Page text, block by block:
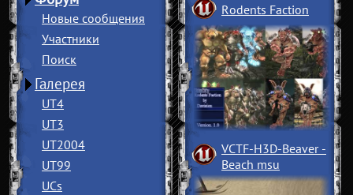
Новые сообщения
Участники
Поиск
Галерея
UT4
UT3
UT2004
UT99
UCs
Rodents Faction
VCTF-H3D-Beaver ­
Beach msu